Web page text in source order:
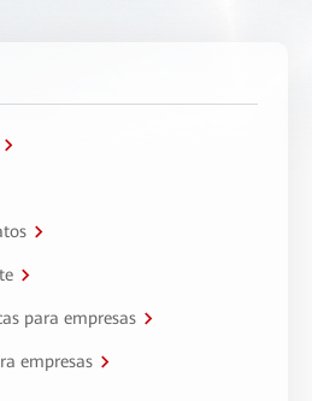
para empresas
empresas